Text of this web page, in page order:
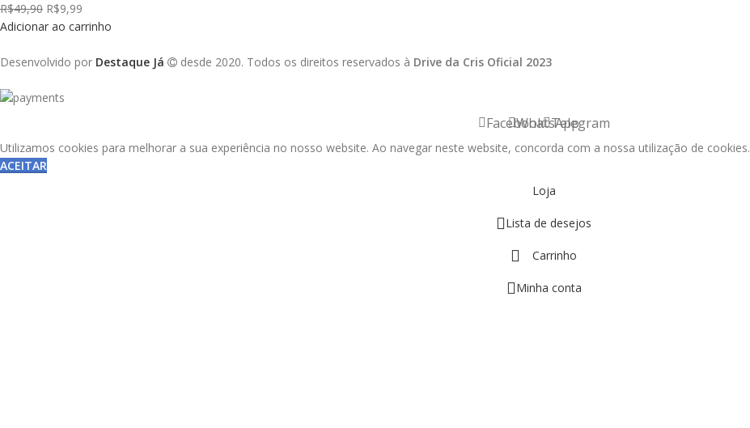
R$49,90 R$9,99
Adicionar ao carrinho
Desenvolvido por Destaque Já desde 2020. Todos os direitos reservados à Drive da Cris Oficial 2023
FacebookWhatsAppTelegram
Utilizamos cookies para melhorar a sua experiência no nosso website. Ao navegar neste website, concorda com a nossa utilização de cookies.
ACEITAR
Loja
Lista de desejos
Carrinho
Minha conta